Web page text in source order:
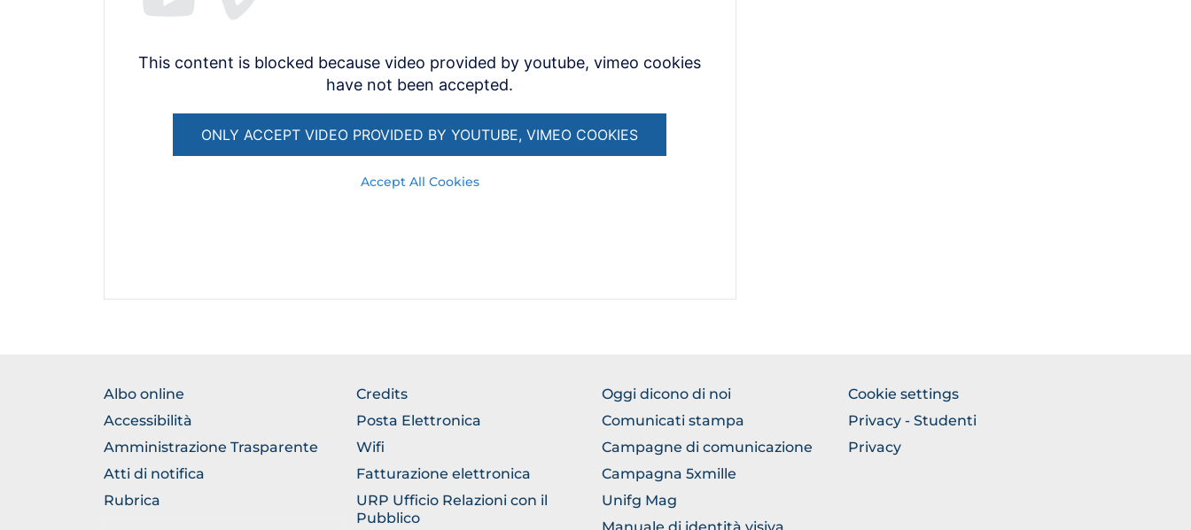
This content is blocked because video provided by youtube, vimeo cookies
have not been accepted.
ONLY ACCEPT VIDEO PROVIDED BY YOUTUBE, VIMEO COOKIES
Accept All Cookies
FOOTER
NORMATIVA
Albo online
Accessibilità
Amministrazione Trasparente
Atti di notifica
Rubrica
FOOTER
GENERICO
Credits
Posta Elettronica
Wifi
Fatturazione elettronica
URP Ufficio Relazioni con il
Pubblico
FOOTER
COMUNICAZIONE
Oggi dicono di noi
Comunicati stampa
Campagne di comunicazione
Campagna 5xmille
Unifg Mag
FOOTER
COLONNA
DESTRA
Cookie settings
Privacy - Studenti
Privacy